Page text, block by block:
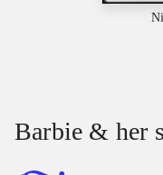
Barbie & her